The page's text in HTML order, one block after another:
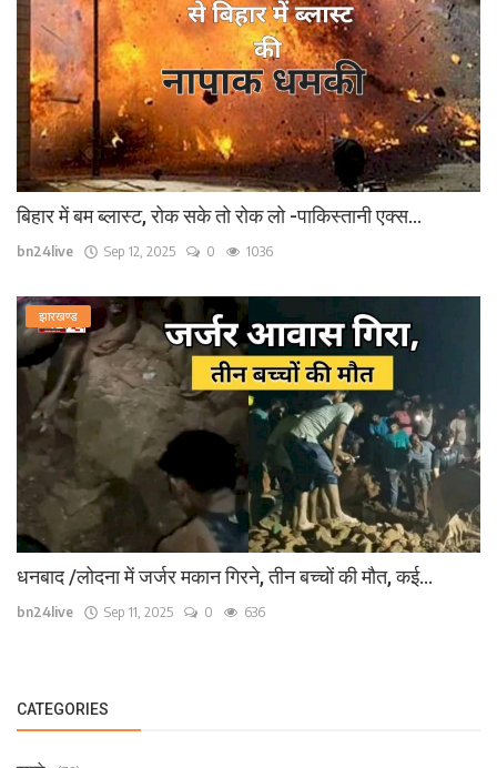
बिहार में बम ब्लास्ट, रोक सके तो रोक लो -पाकिस्तानी एक्स...
bn24live Sep 12, 2025 0 1036
झारखण्ड
धनबाद /लोदना में जर्जर मकान गिरने, तीन बच्चों की मौत, कई...
bn24live Sep 11, 2025 0 636
CATEGORIES